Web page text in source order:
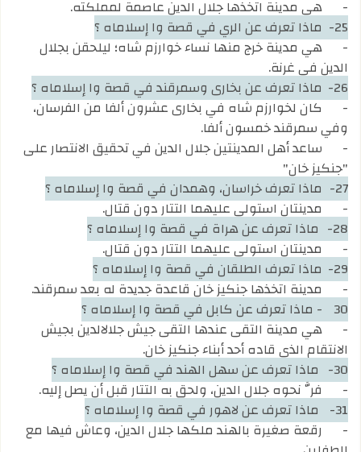
-
هي مدينة اتخذها جلال الدين عاصمة لمملكته.
25- ماذا تعرف عن الري في قصة وا إسلاماه ؟
-
هي مدينة خرج منها نساء خوارزم شاه؛ ليلحقن بجلال
الدين في غرنة.
26- ماذا تعرف عن بخارى وسمرقند في قصة وا إسلاماه ؟
-
كان لخوارزم شاه في بخارى عشرون ألفا من الفرسان،
وفي سمرقند خمسون ألفا.
-
ساعد أهل المدينتين جلال الدين في تحقيق الانتصار على
"جنكيز خان"
27-
ماذا تعرف خراسان، وهمدان في قصة وا إسلاماه ؟
-
مدينتان استولى عليهما التتار دون قتال.
28-
ماذا تعرف عن هراة في قصة وا إسلاماه ؟
-
مدينتان استولى عليهما التتار دون قتال.
29- ماذا تعرف الطلقان في قصة وا إسلاماه ؟
-
مدينة اتخذها جنكيز خان قاعدة جديدة له بعد سمرقند.
30 - ماذا تعرف عن كابل في قصة وا إسلاماه ؟
-
هي مدينة التقى عندها التقى جيش جلالالدين بجيش
الانتقام الذي قاده أحد أبناء جنكيز خان.
30-
ماذا تعرف عن سهل الهند في قصة وا إسلاماه ؟
-
فرَّ نحوه جلال الدين، ولحق به التتار قبل أن يصل إليه.
31-
ماذا تعرف عن لاهور في قصة وا إسلاماه ؟
-
رقعة صغيرة بالهند ملكها جلال الدين، وعاش فيها مع